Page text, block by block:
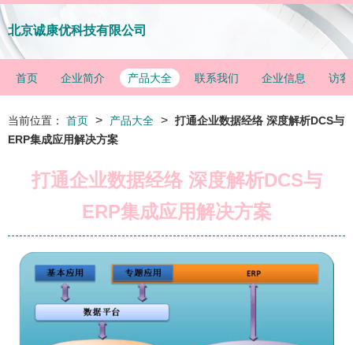
北京诚康优科技有限公司
首页 企业简介 产品大全 联系我们 企业信息 访客
当前位置： 首页 > 产品大全 > 打通企业数据经络 深度解析DCS与
ERP集成应用解决方案
打通企业数据经络 深度解析DCS与
ERP集成应用解决方案